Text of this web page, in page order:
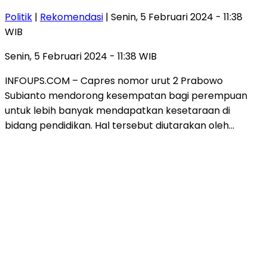
Politik | Rekomendasi | Senin, 5 Februari 2024 - 11:38
WIB
Senin, 5 Februari 2024 - 11:38 WIB
INFOUPS.COM – Capres nomor urut 2 Prabowo
Subianto mendorong kesempatan bagi perempuan
untuk lebih banyak mendapatkan kesetaraan di
bidang pendidikan. Hal tersebut diutarakan oleh…